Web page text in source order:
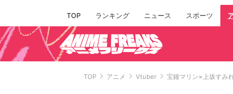
TOP ランキング ニュース スポーツ
TOP アニメ Vtuber 宝鐘マリン×上坂すみ